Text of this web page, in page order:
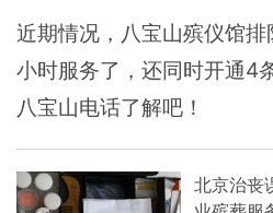
近期情况，八宝山殡仪馆
小时服务了，还同时开通4
八宝山电话了解吧！
北京治丧